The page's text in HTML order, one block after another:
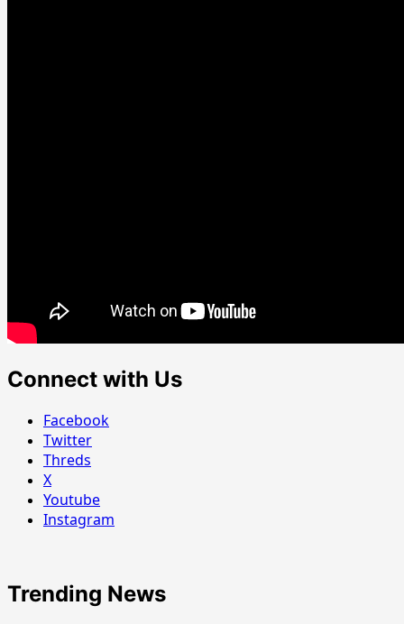
Connect with Us
Facebook
Twitter
Threds
X
Youtube
Instagram
Trending News